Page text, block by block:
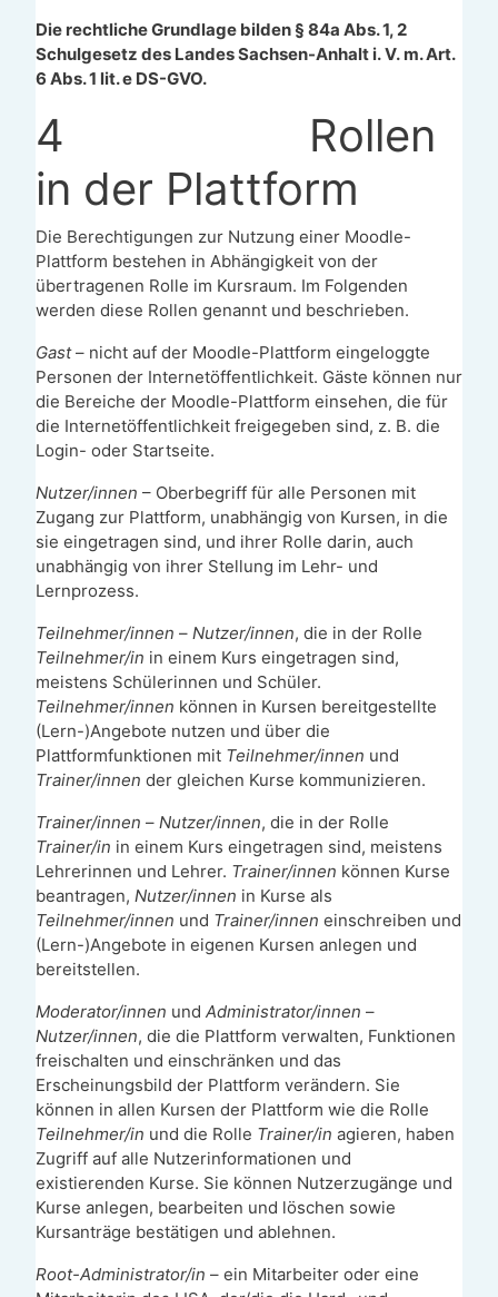
Die rechtliche Grundlage bilden § 84a Abs. 1, 2
Schulgesetz des Landes Sachsen-Anhalt i. V. m. Art.
6 Abs. 1 lit. e DS-GVO.
4 Rollen
in der Plattform
Die Berechtigungen zur Nutzung einer Moodle-
Plattform bestehen in Abhängigkeit von der
übertragenen Rolle im Kursraum. Im Folgenden
werden diese Rollen genannt und beschrieben.
Gast– nicht auf der Moodle-Plattform eingeloggte
Personen der Internetöffentlichkeit. Gäste können nur
die Bereiche der Moodle-Plattform einsehen, die für
die Internetöffentlichkeit freigegeben sind, z. B. die
Login- oder Startseite.
Nutzer/innen – Oberbegriff für alle Personen mit
Zugang zur Plattform, unabhängig von Kursen, in die
sie eingetragen sind, und ihrer Rolle darin, auch
unabhängig von ihrer Stellung im Lehr- und
Lernprozess.
Teilnehmer/innen – Nutzer/innen, die in der Rolle
Teilnehmer/in in einem Kurs eingetragen sind,
meistens Schülerinnen und Schüler.
Teilnehmer/innen können in Kursen bereitgestellte
(Lern-)Angebote nutzen und über die
Plattformfunktionen mit Teilnehmer/innen und
Trainer/innen der gleichen Kurse kommunizieren.
Trainer/innen – Nutzer/innen, die in der Rolle
Trainer/in in einem Kurs eingetragen sind, meistens
Lehrerinnen und Lehrer. Trainer/innen können Kurse
beantragen, Nutzer/innen in Kurse als
Teilnehmer/innen und Trainer/innen einschreiben und
(Lern-)Angebote in eigenen Kursen anlegen und
bereitstellen.
Moderator/innen und Administrator/innen –
Nutzer/innen, die die Plattform verwalten, Funktionen
freischalten und einschränken und das
Erscheinungsbild der Plattform verändern. Sie
können in allen Kursen der Plattform wie die Rolle
Teilnehmer/in und die Rolle Trainer/in agieren, haben
Zugriff auf alle Nutzerinformationen und
existierenden Kurse. Sie können Nutzerzugänge und
Kurse anlegen, bearbeiten und löschen sowie
Kursanträge bestätigen und ablehnen.
Root-Administrator/in – ein Mitarbeiter oder eine